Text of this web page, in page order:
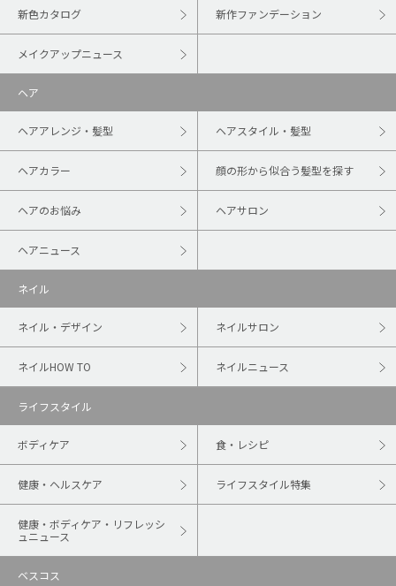
新色カタログ 新作ファンデーション
メイクアップニュース
ヘア
ヘアアレンジ・髪型 ヘアスタイル・髪型
ヘアカラー 顔の形から似合う髪型を探す
ヘアのお悩み ヘアサロン
ヘアニュース
ネイル
ネイル・デザイン ネイルサロン
ネイルHOW TO ネイルニュース
ライフスタイル
ボディケア 食・レシピ
健康・ヘルスケア ライフスタイル特集
健康・ボディケア・リフレッシ
ュニュース
ベスコス